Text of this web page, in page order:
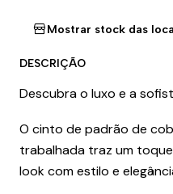
Mostrar stock das
DESCRIÇÃO
Descubra o luxo e a
O cinto de padrão de
trabalhada traz um
look com estilo e